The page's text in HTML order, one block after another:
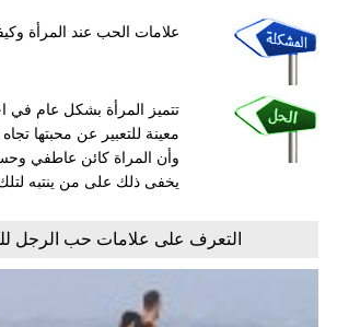
علامات الحب عند المرأة
تتميز المرأة بشكل عام في
معينة للتعبير عن محبتها
وأن المراة كائن عاطفي
يخفى ذلك على من ينتبه
التعرف على علامات حب الرجل